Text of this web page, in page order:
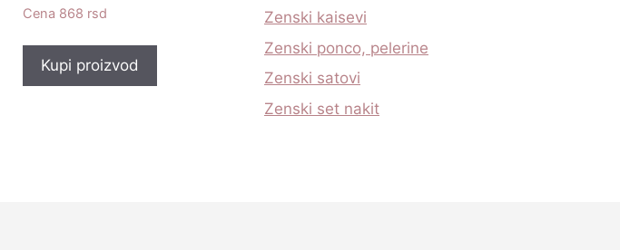
868 rsd
Kupi proizvod
Zenski kaisevi
Zenski ponco, pelerine
Zenski satovi
Zenski set nakit